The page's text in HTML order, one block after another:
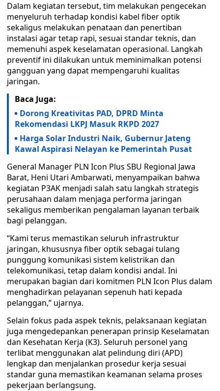
Dalam kegiatan tersebut, tim melakukan pengecekan
menyeluruh terhadap kondisi kabel fiber optik
sekaligus melakukan penataan dan penertiban
instalasi agar tetap rapi, sesuai standar teknis, dan
memenuhi aspek keselamatan operasional. Langkah
preventif ini dilakukan untuk meminimalkan potensi
gangguan yang dapat mempengaruhi kualitas
jaringan.
Baca Juga:
Dorong Kreativitas PAD, DPRD Minta
Rekomendasi LKPJ Masuk RKPD 2027
Harga Solar Industri Naik, Gubernur Jateng
Kawal Aspirasi Nelayan ke Pemerintah Pusat
General Manager PLN Icon Plus SBU Regional Jawa
Barat, Heni Utari Ambarwati, menyampaikan bahwa
kegiatan P3AK menjadi salah satu langkah strategis
perusahaan dalam menjaga performa jaringan
sekaligus memberikan pengalaman layanan terbaik
bagi pelanggan.
“Kami terus memastikan seluruh infrastruktur
jaringan, khususnya fiber optik sebagai tulang
punggung komunikasi sistem kelistrikan dan
telekomunikasi, tetap dalam kondisi andal. Ini
merupakan bagian dari komitmen PLN Icon Plus dalam
menghadirkan pelayanan sepenuh hati kepada
pelanggan,” ujarnya.
Selain fokus pada aspek teknis, pelaksanaan kegiatan
juga mengedepankan penerapan prinsip Keselamatan
dan Kesehatan Kerja (K3). Seluruh personel yang
terlibat menggunakan alat pelindung diri (APD)
lengkap dan menjalankan prosedur kerja sesuai
standar guna memastikan keamanan selama proses
pekerjaan berlangsung.